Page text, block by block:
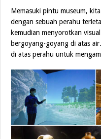
Memasuki pintu museum,
dengan sebuah perahu
kemudian menyorotkan
bergoyang-goyang di atas
di atas perahu untuk